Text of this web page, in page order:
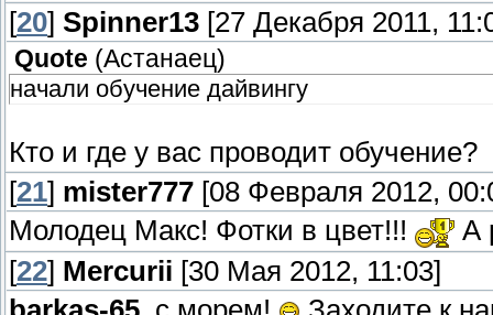
[20] Spinner13 [27 Декабря 2011,
Quote (Астанаец)
начали обучение дайвингу
Кто и где у вас проводит обучение?
[21] mister777 [08 Февраля 2012,
Молодец Макс! Фотки в цвет!!!
А
[22] Mercurii [30 Мая 2012, 11:03]